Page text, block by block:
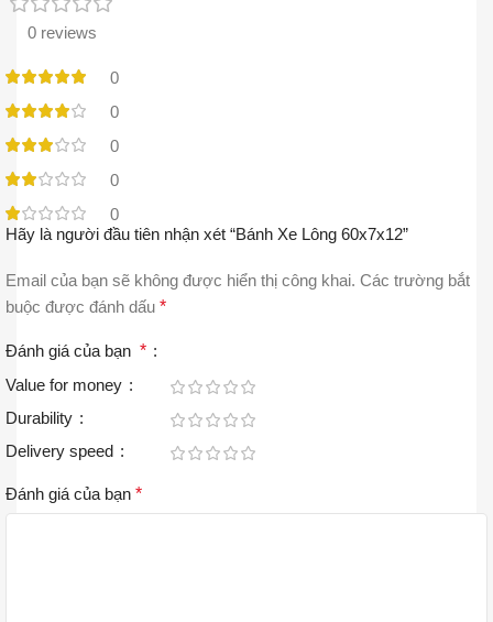
0 reviews
0
0
0
0
0
Hãy là người đầu tiên nhận xét “Bánh Xe Lông 60x7x12”
Email của bạn sẽ không được hiển thị công khai. Các trường bắt
buộc được đánh dấu *
Đánh giá của bạn *
Value for money
Durability
Delivery speed
Đánh giá của bạn *